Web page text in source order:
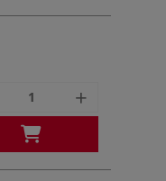
+